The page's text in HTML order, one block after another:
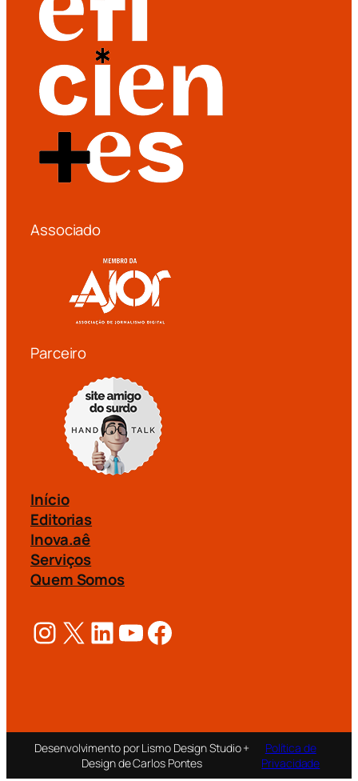
Associado
Parceiro
Início
Editorias
Inova.aê
Serviços
Quem Somos
Instagram X LinkedIn Youtube Facebook
Desenvolvimento por Lismo Design Studio +
Design de Carlos Pontes
Política de
Privacidade